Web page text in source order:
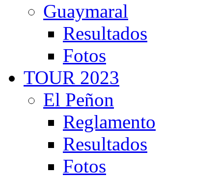
Guaymaral
Resultados
Fotos
TOUR 2023
El Peñon
Reglamento
Resultados
Fotos